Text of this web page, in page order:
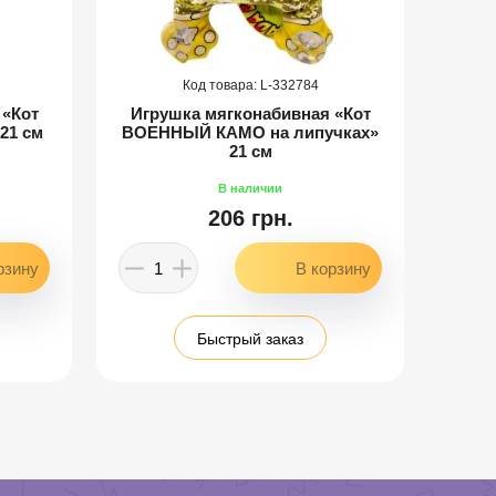
см
332784
Игрушка мягконабивная «Кот
ВОЕННЫЙ КАМО на липучках»
21 см
206 грн.
Быстрый заказ